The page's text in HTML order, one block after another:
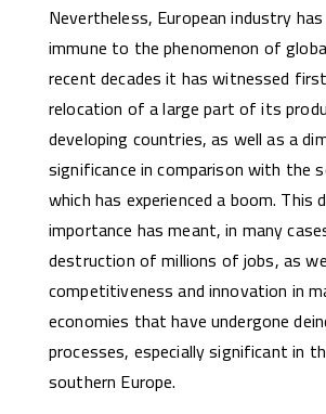
Nevertheless, European industry
immune to the phenomenon of
recent decades it has witnessed
relocation of a large part of its
developing countries, as well as a
significance in comparison with the
which has experienced a boom. This
importance has meant, in many
destruction of millions of jobs, as
competitiveness and innovation in
economies that have undergone
processes, especially significant in
southern Europe.